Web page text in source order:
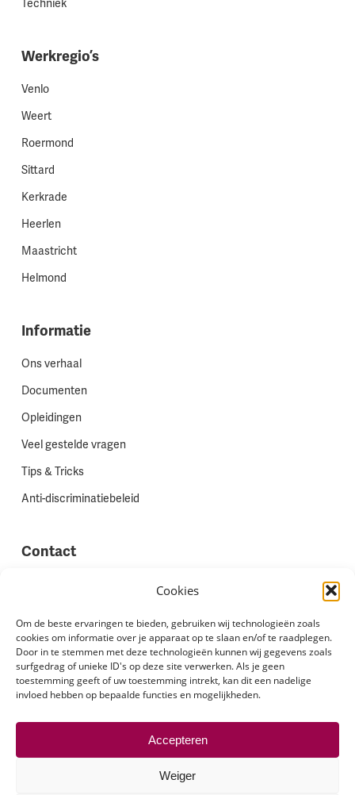
Cookies
Om de beste ervaringen te bieden, gebruiken wij technologieën zoals
cookies om informatie over je apparaat op te slaan en/of te raadplegen.
Door in te stemmen met deze technologieën kunnen wij gegevens zoals
surfgedrag of unieke ID's op deze site verwerken. Als je geen
toestemming geeft of uw toestemming intrekt, kan dit een nadelige
invloed hebben op bepaalde functies en mogelijkheden.
Accepteren
Weiger
Techniek
Werkregio’s
Venlo
Weert
Roermond
Sittard
Kerkrade
Heerlen
Maastricht
Helmond
Informatie
Ons verhaal
Documenten
Opleidingen
Veel gestelde vragen
Tips & Tricks
Anti-discriminatiebeleid
Contact
Site feedback
Klachten